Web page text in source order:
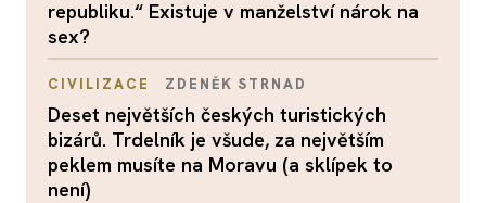
republiku.“ Existuje v manželství nárok na
sex?
CIVILIZACE ZDENĚK STRNAD
Deset největších českých turistických
bizárů. Trdelník je všude, za největším
peklem musíte na Moravu (a sklípek to
není)